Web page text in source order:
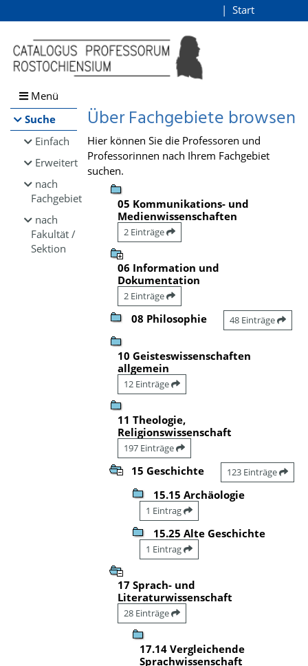
Browsen
direkt zum Inhalt
Start
Menü
Suche
Einfach
Erweitert
nach
Fachgebiet
nach
Fakultät /
Sektion
Über Fachgebiete browsen
Hier können Sie die Professoren und
Professorinnen nach Ihrem Fachgebiet
suchen.
05 Kommunikations- und
Medienwissenschaften
2 Einträge
06 Information und
Dokumentation
2 Einträge
08 Philosophie 48 Einträge
10 Geisteswissenschaften
allgemein
12 Einträge
11 Theologie,
Religionswissenschaft
197 Einträge
15 Geschichte 123 Einträge
15.15 Archäologie
1 Eintrag
15.25 Alte Geschichte
1 Eintrag
17 Sprach- und
Literaturwissenschaft
28 Einträge
17.14 Vergleichende
Sprachwissenschaft